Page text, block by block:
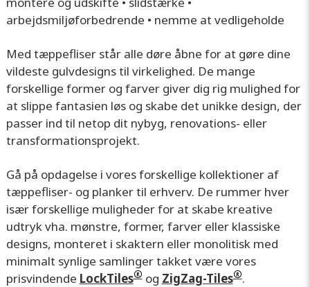
arbejdsmiljøforbedrende • nemme at vedligeholde
Med tæppefliser står alle døre åbne for at gøre dine
vildeste gulvdesigns til virkelighed. De mange
forskellige former og farver giver dig rig mulighed for
at slippe fantasien løs og skabe det unikke design, der
passer ind til netop dit nybyg, renovations- eller
transformationsprojekt.
Gå på opdagelse i vores forskellige kollektioner af
tæppefliser- og planker til erhverv. De rummer hver
især forskellige muligheder for at skabe kreative
udtryk vha. mønstre, former, farver eller klassiske
designs, monteret i skaktern eller monolitisk med
minimalt synlige samlinger takket være vores
prisvindende LockTiles® og ZigZag-Tiles®.